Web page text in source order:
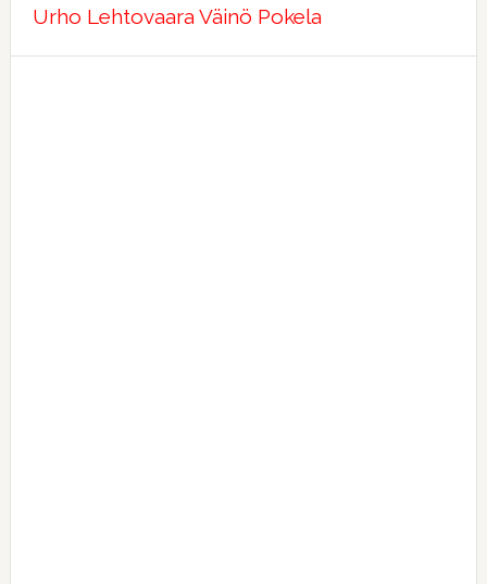
Urho Lehtovaara Väinö Pokela